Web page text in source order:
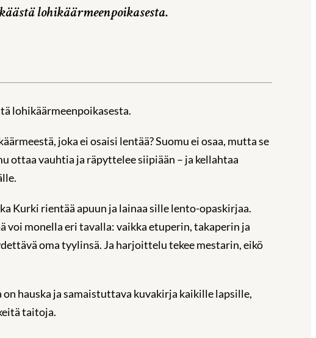
lohikäärmeenpoikasesta.
lohikäärmeenpoikasesta.
joka ei osaisi lentää? Suomu ei osaa, mutta se
ottaa vauhtia ja räpyttelee siipiään – ja kellahtaa
Kurki rientää apuun ja lainaa sille lento-opaskirjaa.
voi monella eri tavalla: vaikka etuperin, takaperin ja
oma tyylinsä. Ja harjoittelu tekee mestarin, eikö
hauska ja samaistuttava kuvakirja kaikille lapsille,
taitoja.